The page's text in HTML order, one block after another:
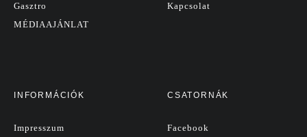
Gasztro
MÉDIAAJÁNLAT
Kapcsolat
INFORMÁCIÓK
Impresszum
CSATORNÁK
Facebook